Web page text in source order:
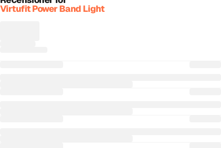
Virtufit Power Band Light